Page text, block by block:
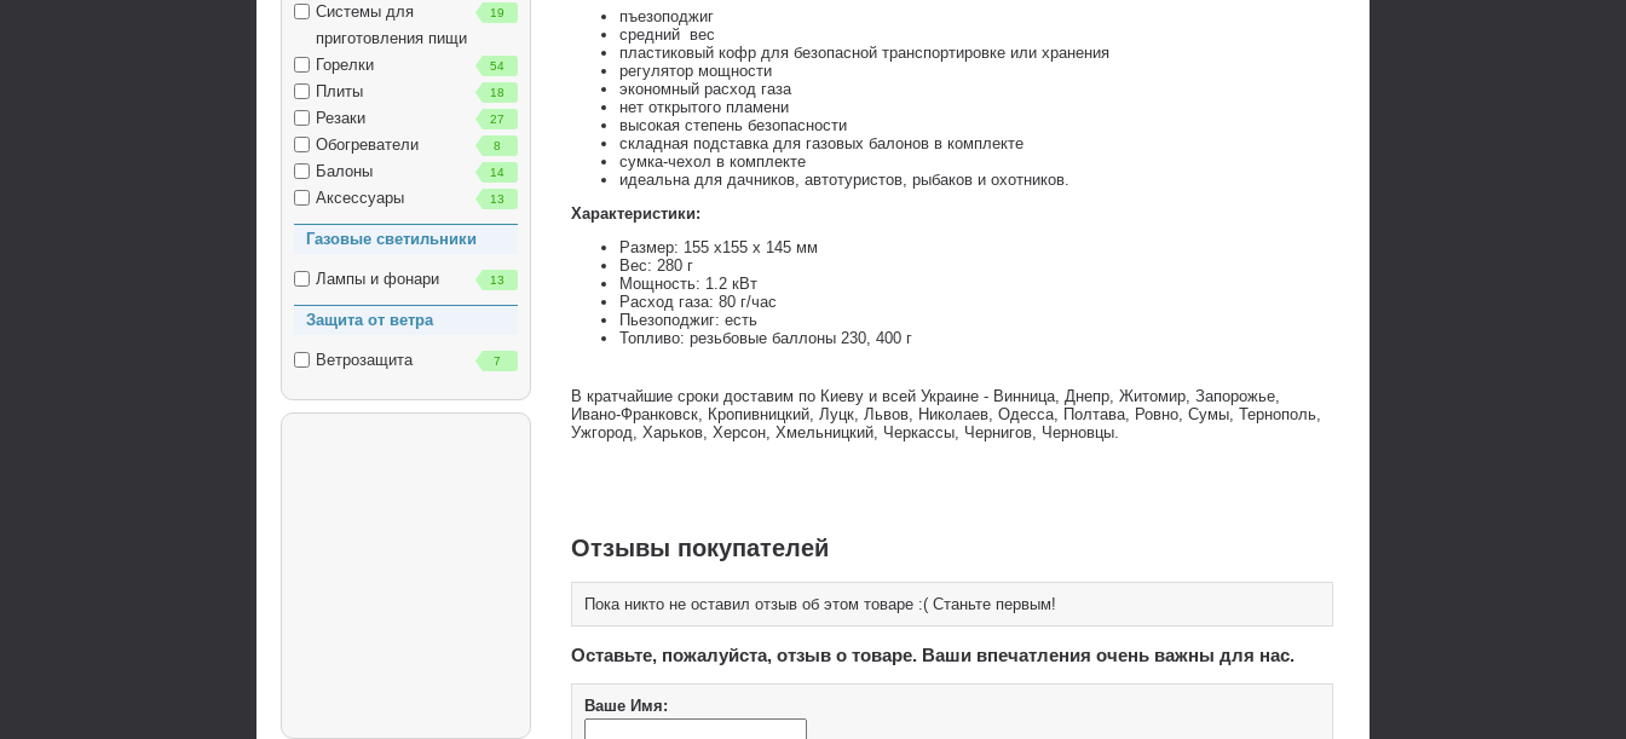
Системы для
приготовления пищи
19
Горелки 54
Плиты 18
Резаки 27
Обогреватели 8
Балоны 14
Аксессуары 13
Газовые светильники
Лампы и фонари 13
Защита от ветра
Ветрозащита 7
пъезоподжиг
средний вес
пластиковый кофр для безопасной транспортировке или хранения
регулятор мощности
экономный расход газа
нет открытого пламени
высокая степень безопасности
складная подставка для газовых балонов в комплекте
сумка-чехол в комплекте
идеальна для дачников, автотуристов, рыбаков и охотников.
Характеристики:
Размер: 155 х155 х 145 мм
Вес: 280 г
Мощность: 1.2 кВт
Расход газа: 80 г/час
Пьезоподжиг: есть
Топливо: резьбовые баллоны 230, 400 г
В кратчайшие сроки доставим по Киеву и всей Украине - Винница, Днепр, Житомир, Запорожье,
Ивано-Франковск, Кропивницкий, Луцк, Львов, Николаев, Одесса, Полтава, Ровно, Сумы, Тернополь,
Ужгород, Харьков, Херсон, Хмельницкий, Черкассы, Чернигов, Черновцы.
Отзывы покупателей
Пока никто не оставил отзыв об этом товаре :( Станьте первым!
Оставьте, пожалуйста, отзыв о товаре. Ваши впечатления очень важны для нас.
Ваше Имя: